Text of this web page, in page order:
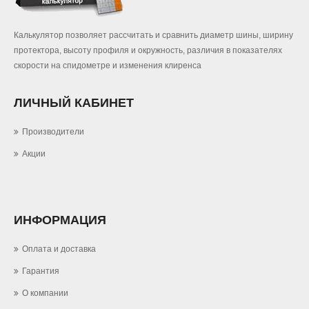
Калькулятор позволяет рассчитать и сравнить диаметр шины, ширину
протектора, высоту профиля и окружность, различия в показателях
скорости на спидометре и изменения клиренса
ЛИЧНЫЙ КАБИНЕТ
Производители
Акции
ИНФОРМАЦИЯ
Оплата и доставка
Гарантия
О компании